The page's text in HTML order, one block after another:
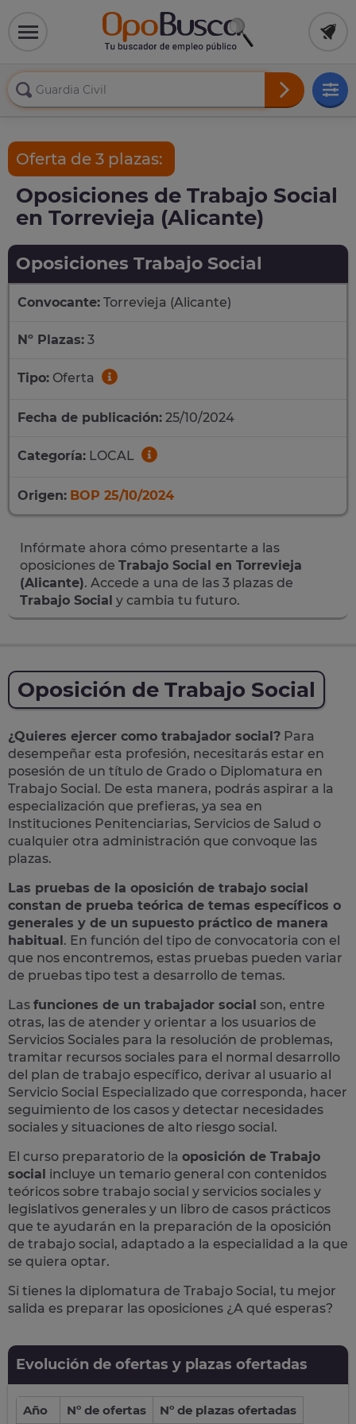
Oferta de 3 plazas:
Oposiciones de Trabajo Social
en Torrevieja (Alicante)
Oposiciones Trabajo Social
Convocante: Torrevieja (Alicante)
Nº Plazas: 3
Tipo: Oferta
Fecha de publicación: 25/10/2024
Categoría: LOCAL
Origen: BOP 25/10/2024
Infórmate ahora cómo presentarte a las
oposiciones de Trabajo Social en Torrevieja
(Alicante). Accede a una de las 3 plazas de
Trabajo Social y cambia tu futuro.
Oposición de Trabajo Social
¿Quieres ejercer como trabajador social? Para
desempeñar esta profesión, necesitarás estar en
posesión de un título de Grado o Diplomatura en
Trabajo Social. De esta manera, podrás aspirar a la
especialización que prefieras, ya sea en
Instituciones Penitenciarias, Servicios de Salud o
cualquier otra administración que convoque las
plazas.
Las pruebas de la oposición de trabajo social
constan de prueba teórica de temas específicos o
generales y de un supuesto práctico de manera
habitual. En función del tipo de convocatoria con el
que nos encontremos, estas pruebas pueden variar
de pruebas tipo test a desarrollo de temas.
Las funciones de un trabajador social son, entre
otras, las de atender y orientar a los usuarios de
Servicios Sociales para la resolución de problemas,
tramitar recursos sociales para el normal desarrollo
del plan de trabajo específico, derivar al usuario al
Servicio Social Especializado que corresponda, hacer
seguimiento de los casos y detectar necesidades
sociales y situaciones de alto riesgo social.
El curso preparatorio de la oposición de Trabajo
social incluye un temario general con contenidos
teóricos sobre trabajo social y servicios sociales y
legislativos generales y un libro de casos prácticos
que te ayudarán en la preparación de la oposición
de trabajo social, adaptado a la especialidad a la que
se quiera optar.
Si tienes la diplomatura de Trabajo Social, tu mejor
salida es preparar las oposiciones ¿A qué esperas?
Evolución de ofertas y plazas ofertadas
Año Nº de ofertas Nº de plazas ofertadas